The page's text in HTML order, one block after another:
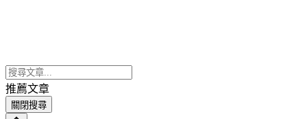
推薦文章
關閉搜尋